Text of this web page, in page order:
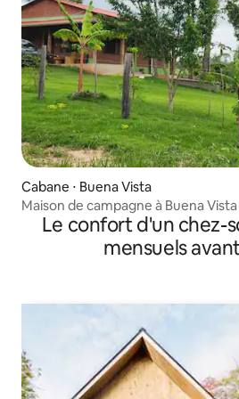
Cabane ⋅ Buena Vista
Maison de campagne à Buena Vista
Le confort d'un chez-
mensuels